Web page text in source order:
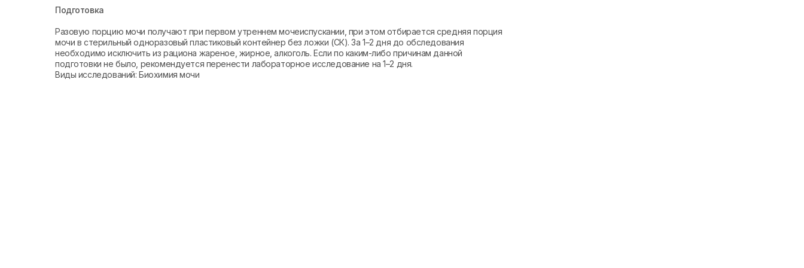
Подготовка
Разовую порцию мочи получают при первом утреннем мочеиспускании, при этом отбирается средняя порция
мочи в стерильный одноразовый пластиковый контейнер без ложки (СК). За 1–2 дня до обследования
необходимо исключить из рациона жареное, жирное, алкоголь. Если по каким-либо причинам данной
подготовки не было, рекомендуется перенести лабораторное исследование на 1–2 дня.
Виды исследований: Биохимия мочи